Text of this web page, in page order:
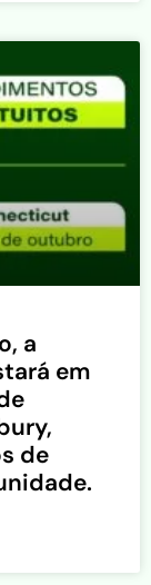
a
em
de